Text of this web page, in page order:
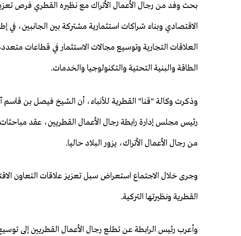
بحث وفد من رجال الأعمال الأتراك مع نظيره القطري فرص
الاقتصادي وبناء شراكات استثمارية مشتركة بين الجانبين، في
العلاقات التجارية وتوسيع مجالات الاستثمار في قطاعات
الطاقة والبنية التحتية والتكنولوجيا والخدمات.
وذكرت وكالة "قنا" القطرية للأنباء، أن الشيخ فيصل بن قاسم
رئيس مجلس إدارة رابطة رجال الأعمال القطريين، عقد
من رجال الأعمال الأتراك، يزور البلاد حاليا.
وجرى خلال الاجتماع استعراض سبل تعزيز علاقات التعاون
القطرية ونظيرتها التركية.
وأعرب رئيس الرابطة عن تطلع رجال الأعمال القطريين إلى